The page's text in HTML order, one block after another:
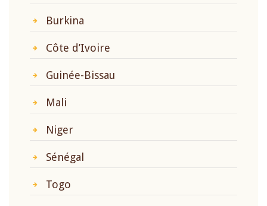
Burkina
Côte d’Ivoire
Guinée-Bissau
Mali
Niger
Sénégal
Togo